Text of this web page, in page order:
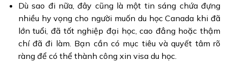
Dù sao đi nữa, đây cũng là một tin sáng chứa đựng
nhiều hy vọng cho người muốn du học Canada khi đã
lớn tuổi, đã tốt nghiệp đại học, cao đẳng hoặc thậm
chí đã đi làm. Bạn cần có mục tiêu và quyết tâm rõ
ràng để có thể thành công xin visa du học.